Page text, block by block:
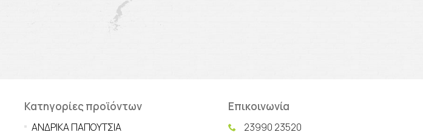
Κατηγορίες προϊόντων
ΑΝΔΡΙΚΑ ΠΑΠΟΥΤΣΙΑ
Επικοινωνία
23990 23520